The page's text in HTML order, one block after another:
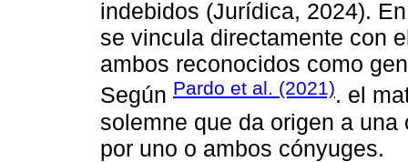
indebidos (Jurídica, 2024).
se vincula directamente con
ambos reconocidos como
Según Pardo et al. (2021). el
solemne que da origen a
por uno o ambos cónyuges.